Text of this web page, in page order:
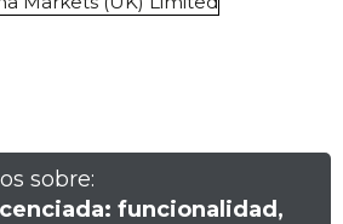
sobre:
funcionalidad,